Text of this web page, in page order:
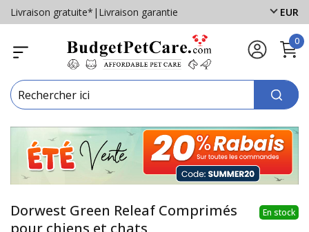
Livraison gratuite* | Livraison garantie EUR
0
Dorwest Green Releaf Comprimés
pour chiens et chats
En stock